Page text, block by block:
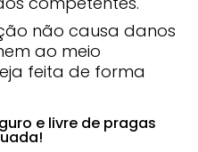
não causa danos
ao meio
feita de forma
e livre de pragas